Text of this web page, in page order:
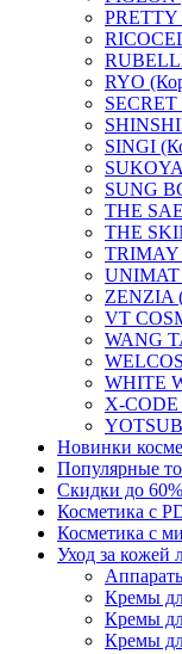
PRETTY
RYO
SINGI
SUNG
THE
THE
TRIMAY
ZENZIA
VT
WANG
WHITE
X-
Новинки
Популярные
Скидки до 60%
Косметика с
Косметика с
Уход за кожей
Кремы
Кремы
Кремы